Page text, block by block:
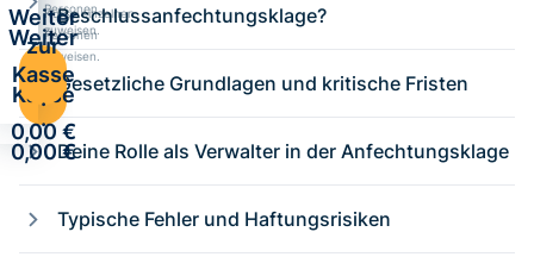
Personen
zuweisen.
Weiter
zur
Kasse
·
0,00 €
Kurse einzelnen
Personen
zuweisen.
Weiter
zur
Kasse
·
0,00 €
Beschlussanfechtungsklage?
Gesetzliche Grundlagen und kritische Fristen
Deine Rolle als Verwalter in der Anfechtungsklage
Typische Fehler und Haftungsrisiken